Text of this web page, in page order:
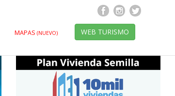
MAPAS (NUEVO) WEB TURISMO